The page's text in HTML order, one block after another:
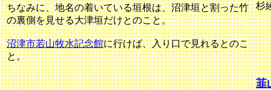
ちなみに、地名の着いている垣根は、沼津垣と割った竹
の裏側を見せる大津垣だけとのこと。
沼津市若山牧水記念館に行けば、入り口で見れるとのこ
と。
杉
韮